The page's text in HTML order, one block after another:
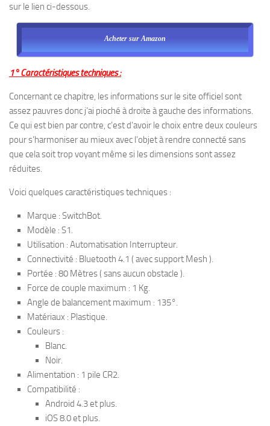
sur le lien ci-dessous.
Acheter sur Amazon
1° Caractéristiques techniques :
Concernant ce chapitre, les informations sur le site officiel sont
assez pauvres donc j’ai pioché à droite à gauche des informations.
Ce qui est bien par contre, c’est d’avoir le choix entre deux couleurs
pour s’harmoniser au mieux avec l’objet à rendre connecté sans
que cela soit trop voyant même si les dimensions sont assez
réduites.
Voici quelques caractéristiques techniques :
Marque : SwitchBot.
Modèle : S1.
Utilisation : Automatisation Interrupteur.
Connectivité : Bluetooth 4.1 ( avec support Mesh ).
Portée : 80 Mètres ( sans aucun obstacle ).
Force de couple maximum : 1 Kg.
Angle de balancement maximum : 135°.
Matériaux : Plastique.
Couleurs :
Blanc.
Noir.
Alimentation : 1 pile CR2.
Compatibilité :
Android 4.3 et plus.
iOS 8.0 et plus.